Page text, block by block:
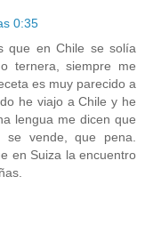
0:35
que en Chile se solía
ternera, siempre me
es muy parecido a
he viajo a Chile y he
lengua me dicen que
vende, que pena.
en Suiza la encuentro